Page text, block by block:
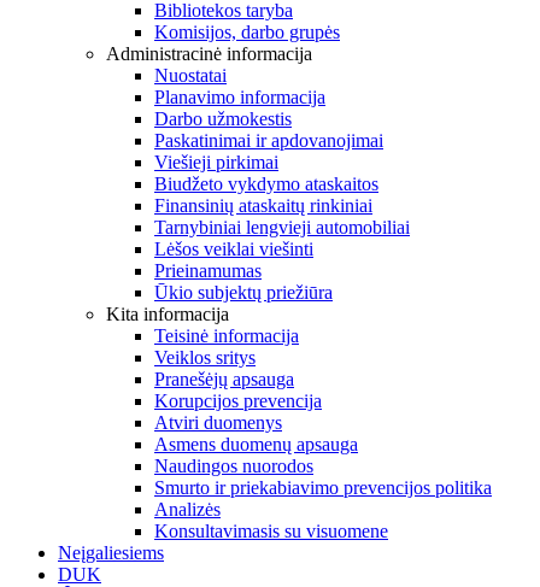
Bibliotekos taryba
Komisijos, darbo grupės
Administracinė informacija
Nuostatai
Planavimo informacija
Darbo užmokestis
Paskatinimai ir apdovanojimai
Viešieji pirkimai
Biudžeto vykdymo ataskaitos
Finansinių ataskaitų rinkiniai
Tarnybiniai lengvieji automobiliai
Lėšos veiklai viešinti
Prieinamumas
Ūkio subjektų priežiūra
Kita informacija
Teisinė informacija
Veiklos sritys
Pranešėjų apsauga
Korupcijos prevencija
Atviri duomenys
Asmens duomenų apsauga
Naudingos nuorodos
Smurto ir priekabiavimo prevencijos politika
Analizės
Konsultavimasis su visuomene
Neįgaliesiems
DUK